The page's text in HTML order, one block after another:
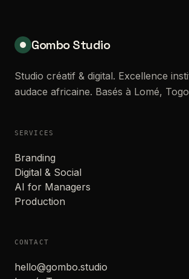
Gombo Studio
Studio créatif & digital. Excellence
audace africaine. Basés à Lomé,
SERVICES
Branding
Digital & Social
AI for Managers
Production
CONTACT
hello@gombo.studio